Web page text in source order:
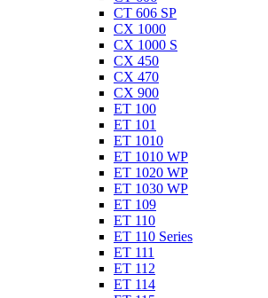
CT 606 SP
CX 1000
CX 1000 S
CX 450
CX 470
CX 900
ET 100
ET 101
ET 1010
ET 1010 WP
ET 1020 WP
ET 1030 WP
ET 109
ET 110
ET 110 Series
ET 111
ET 112
ET 114